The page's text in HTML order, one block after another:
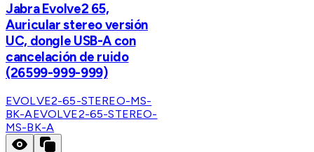
Jabra Evolve2 65,
Auricular stereo versión
UC, dongle USB-A con
cancelación de ruido
(26599-999-999)
EVOLVE2-65-STEREO-MS-
BK-AEVOLVE2-65-STEREO-
MS-BK-A